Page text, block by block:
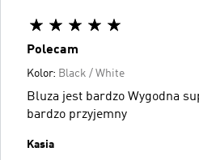
Polecam
Kolor: Black / White
Bluza jest bardzo Wygodna
bardzo przyjemny
Kasia